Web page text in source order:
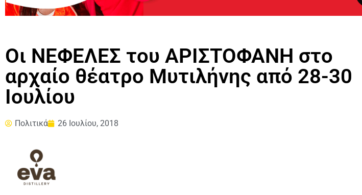
Οι ΝΕΦΕΛΕΣ του ΑΡΙΣΤΟΦΑΝΗ στο
αρχαίο θέατρο Μυτιλήνης από 28-30
Ιουλίου
Πολιτικά 26 Ιουλίου, 2018